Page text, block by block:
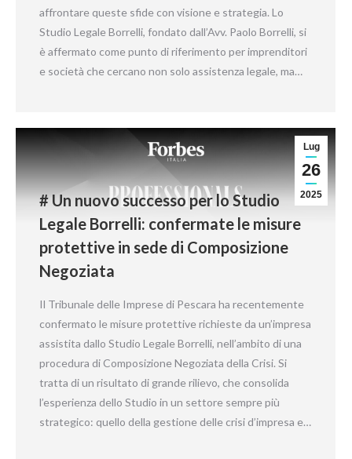
affrontare queste sfide con visione e strategia. Lo
Studio Legale Borrelli, fondato dall’Avv. Paolo Borrelli, si
è affermato come punto di riferimento per imprenditori
e società che cercano non solo assistenza legale, ma…
Lug
26
2025
# Un nuovo successo per lo Studio
Legale Borrelli: confermate le misure
protettive in sede di Composizione
Negoziata
Il Tribunale delle Imprese di Pescara ha recentemente
confermato le misure protettive richieste da un’impresa
assistita dallo Studio Legale Borrelli, nell’ambito di una
procedura di Composizione Negoziata della Crisi. Si
tratta di un risultato di grande rilievo, che consolida
l’esperienza dello Studio in un settore sempre più
strategico: quello della gestione delle crisi d’impresa e…